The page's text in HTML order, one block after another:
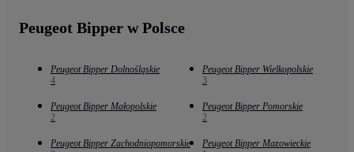
Peugeot Bipper w Polsce
Peugeot Bipper Dolnośląskie
4
Peugeot Bipper Wielkopolskie
3
Peugeot Bipper Małopolskie
2
Peugeot Bipper Pomorskie
2
Peugeot Bipper Zachodniopomorskie
Peugeot Bipper Mazowieckie